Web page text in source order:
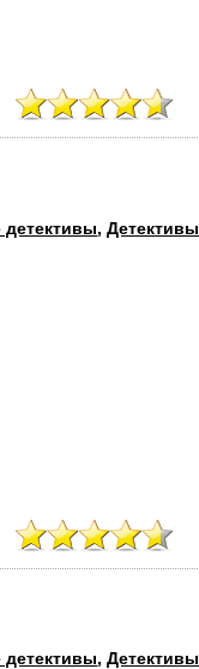
,Детективы
,Детективы